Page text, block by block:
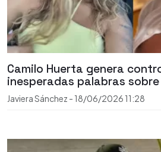
Camilo Huerta genera
inesperadas palabras sobre
Javiera Sánchez - 18/06/2026 11:28